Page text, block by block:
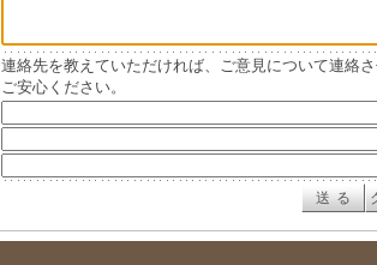
連絡先を教えていただければ、ご意見について連絡
ご安心ください。